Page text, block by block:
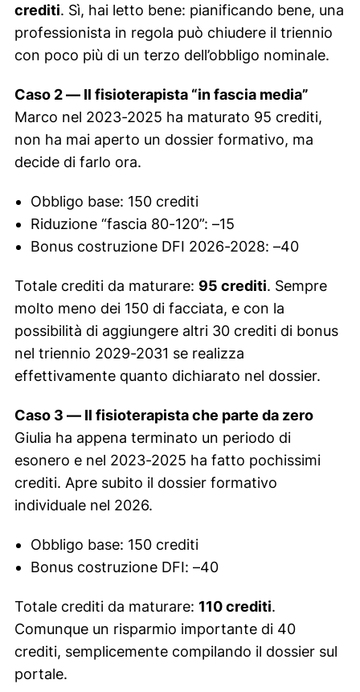
crediti. Sì, hai letto bene: pianificando bene, una
professionista in regola può chiudere il triennio
con poco più di un terzo dell’obbligo nominale.
Caso 2 — Il fisioterapista “in fascia media”
Marco nel 2023-2025 ha maturato 95 crediti,
non ha mai aperto un dossier formativo, ma
decide di farlo ora.
Obbligo base: 150 crediti
Riduzione “fascia 80-120”: –15
Bonus costruzione DFI 2026-2028: –40
Totale crediti da maturare: 95 crediti. Sempre
molto meno dei 150 di facciata, e con la
possibilità di aggiungere altri 30 crediti di bonus
nel triennio 2029-2031 se realizza
effettivamente quanto dichiarato nel dossier.
Caso 3 — Il fisioterapista che parte da zero
Giulia ha appena terminato un periodo di
esonero e nel 2023-2025 ha fatto pochissimi
crediti. Apre subito il dossier formativo
individuale nel 2026.
Obbligo base: 150 crediti
Bonus costruzione DFI: –40
Totale crediti da maturare: 110 crediti.
Comunque un risparmio importante di 40
crediti, semplicemente compilando il dossier sul
portale.